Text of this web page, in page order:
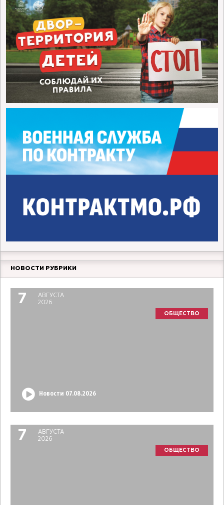
НОВОСТИ РУБРИКИ
7
АВГУСТА
2026
ОБЩЕСТВО
Новости 07.08.2026
7
АВГУСТА
2026
ОБЩЕСТВО